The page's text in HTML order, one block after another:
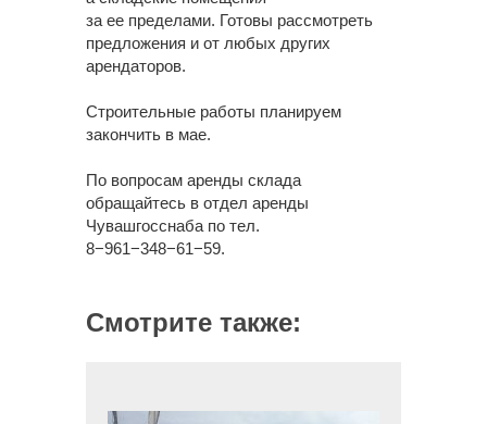
за ее пределами. Готовы рассмотреть
предложения и от любых других
арендаторов.
Строительные работы планируем
закончить в мае.
По вопросам аренды склада
обращайтесь в отдел аренды
Чувашгосснаба по тел.
8−961−348−61−59.
Смотрите также: